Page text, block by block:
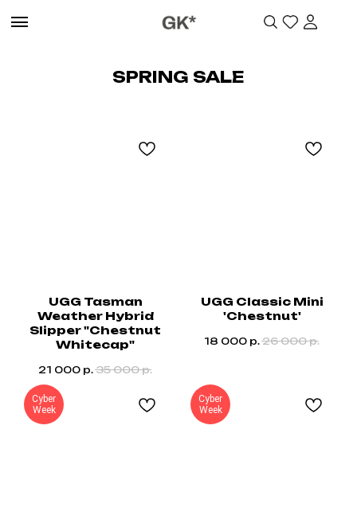
SPRING SALE
UGG Tasman
Weather Hybrid
Slipper "Chestnut
Whitecap"
21 000 р. 35 000 р.
UGG Classic Mini
'Сhestnut'
18 000 р. 26 000 р.
Cyber
Week
Cyber
Week